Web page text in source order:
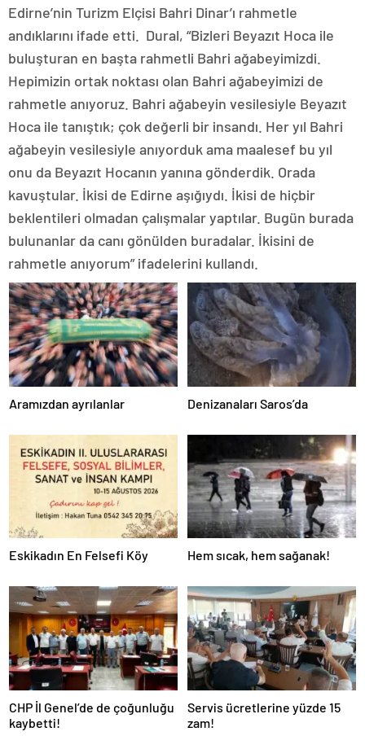
Edirne’nin Turizm Elçisi Bahri Dinar’ı rahmetle
andıklarını ifade etti. Dural, “Bizleri Beyazıt Hoca ile
buluşturan en başta rahmetli Bahri ağabeyimizdi.
Hepimizin ortak noktası olan Bahri ağabeyimizi de
rahmetle anıyoruz. Bahri ağabeyin vesilesiyle Beyazıt
Hoca ile tanıştık; çok değerli bir insandı. Her yıl Bahri
ağabeyin vesilesiyle anıyorduk ama maalesef bu yıl
onu da Beyazıt Hocanın yanına gönderdik. Orada
kavuştular. İkisi de Edirne aşığıydı. İkisi de hiçbir
beklentileri olmadan çalışmalar yaptılar. Bugün burada
bulunanlar da canı gönülden buradalar. İkisini de
rahmetle anıyorum” ifadelerini kullandı.
Aramızdan ayrılanlar Denizanaları Saros’da
Eskikadın En Felsefi Köy Hem sıcak, hem sağanak!
CHP İl Genel’de de çoğunluğu
kaybetti!
Servis ücretlerine yüzde 15
zam!